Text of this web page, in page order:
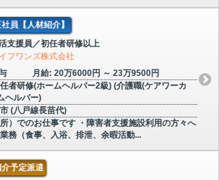
員【人材紹介】
支援員／初任者研修以上
フワンズ株式会社
月給: 20万6000円 ～ 23万9500円
者研修(ホームヘルパー2級) (介護職(ケアワーカ
ヘルパー)
(八戸線長苗代)
）でのお仕事です ・障害者支援施設利用の方々へ
務（食事、入浴、排泄、余暇活動...
予定派遣